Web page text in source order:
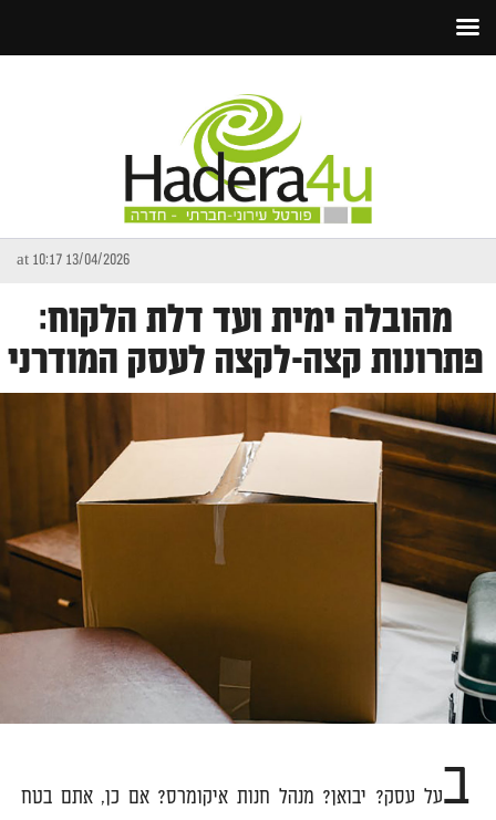
13/04/2026 at 10:17
מהובלה ימית ועד דלת הלקוח:
פתרונות קצה-לקצה לעסק המודרני
בעל עסק? יבואן? מנהל חנות איקומרס? אם כן, אתם בטח